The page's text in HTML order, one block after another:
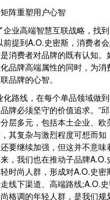
阵重塑用户心智
业高端智慧互联战略，找
提到A.O.史密斯，消费者会
消费者对品牌的既有认知。
品牌高端属性的同时，为消
品牌的心智。
路线，在每个单品领域做
牌必须坚守的价值追求。”
层多元，包括本土企业、欧
其复杂与激烈程度可想而知
要继续加强，但这并不意味
，我们也在推动子品牌A.O.
时尚人群，形成对A.O.史密
线下渠道、高端路线;A.O.
格调的年轻人群，是我们规